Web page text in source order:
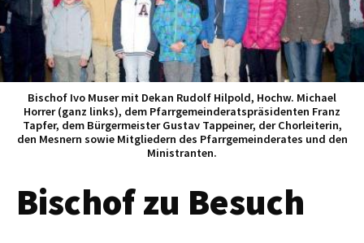
Bischof Ivo Muser mit Dekan Rudolf Hilpold, Hochw. Michael
Horrer (ganz links), dem Pfarrgemeinderatspräsidenten Franz
Tapfer, dem Bürgermeister Gustav Tappeiner, der Chorleiterin,
den Mesnern sowie Mitgliedern des Pfarrgemeinderates und den
Ministranten.
Bischof zu Besuch